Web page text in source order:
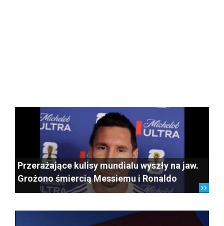
Przerażające kulisy mundialu wyszły na jaw.
Grożono śmiercią Messiemu i Ronaldo